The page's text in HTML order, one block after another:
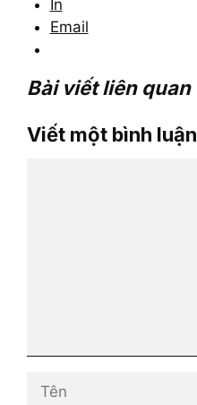
In
Email
Bài viết liên quan
Viết một bình luận
Tên